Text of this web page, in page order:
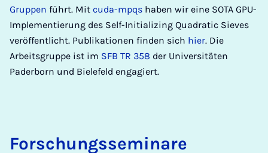
Gruppen führt. Mit cuda-mpqs haben wir eine SOTA GPU-
Implementierung des Self-Initializing Quadratic Sieves
veröffentlicht. Publikationen finden sich hier. Die
Arbeitsgruppe ist im SFB TR 358 der Universitäten
Paderborn und Bielefeld engagiert.
For­­schungs­­­se­­mi­na­­re